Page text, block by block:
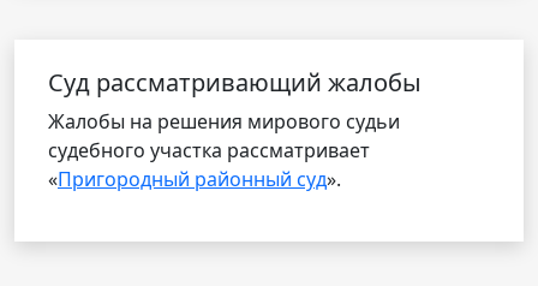
Cуд рассматривающий жалобы
Жалобы на решения мирового судьи
судебного участка рассматривает
«Пригородный районный суд».